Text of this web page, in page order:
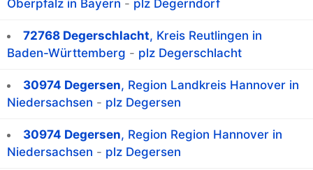
Oberpfalz in Bayern - plz Degerndorf
72768 Degerschlacht, Kreis Reutlingen in
Baden-Württemberg - plz Degerschlacht
30974 Degersen, Region Landkreis Hannover in
Niedersachsen - plz Degersen
30974 Degersen, Region Region Hannover in
Niedersachsen - plz Degersen